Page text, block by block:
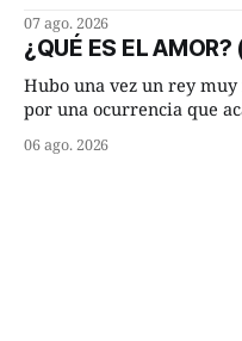
cuarto de hora andando a buen
terminada su jornada
morada cundo comenzó
07 ago. 2026
¿QUÉ ES EL AMOR?
Hubo una vez un rey
por una ocurrencia que
Dime, hombre sabio, ¿qué
06 ago. 2026